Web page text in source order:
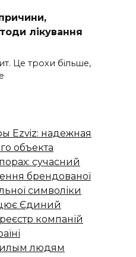
лікування
Це трохи більше,
Ezviz: надежная
объекта
сучасний
брендованої
символіки
Єдиний
компаній
людям